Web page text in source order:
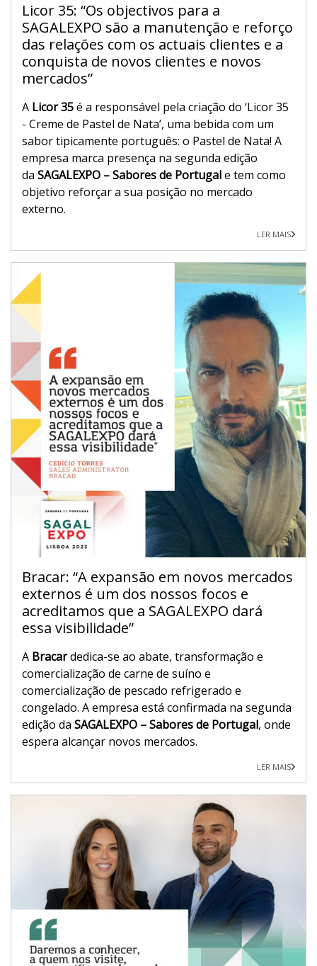
Licor 35: “Os objectivos para a
SAGALEXPO são a manutenção e reforço
das relações com os actuais clientes e a
conquista de novos clientes e novos
mercados”
A Licor 35é a responsável pela criação do ‘Licor 35
- Creme de Pastel de Nata’, uma bebida com um
sabor tipicamente português: o Pastel de Nata! A
empresa marca presença na segunda edição
da SAGALEXPO – Sabores de Portugale tem como
objetivo reforçar a sua posição no mercado
externo.
LER MAIS
Bracar: “A expansão em novos mercados
externos é um dos nossos focos e
acreditamos que a SAGALEXPO dará
essa visibilidade”
A Bracardedica-se ao abate, transformação e
comercialização de carne de suíno e
comercialização de pescado refrigerado e
congelado. A empresa está confirmada na segunda
edição da SAGALEXPO – Sabores de Portugal, onde
espera alcançar novos mercados.
LER MAIS